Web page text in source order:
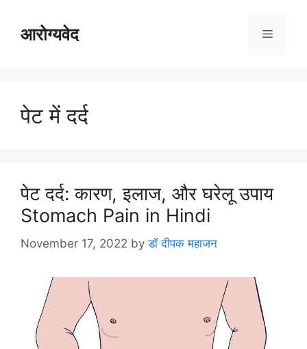
आरोग्यवेद Menu
पेट में दर्द
पेट दर्द: कारण, इलाज, और घरेलू उपाय
Stomach Pain in Hindi
November 17, 2022 byडॉ दीपक महाजन